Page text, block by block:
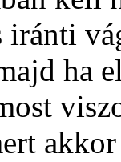
iránti
ha